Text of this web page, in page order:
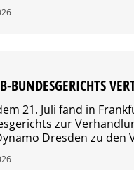
Klaus Sammer oder
BUNDESGERICHTS
21. Juli fand in
zur
Dresden zu den
des